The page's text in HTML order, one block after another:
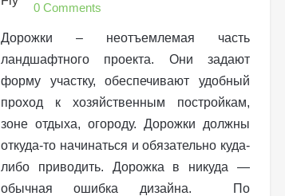
0 Comments
Дорожки – неотъемлемая часть
ландшафтного проекта. Они задают
форму участку, обеспечивают удобный
проход к хозяйственным постройкам,
зоне отдыха, огороду. Дорожки должны
откуда-то начинаться и обязательно куда-
либо приводить. Дорожка в никуда —
обычная ошибка дизайна. По